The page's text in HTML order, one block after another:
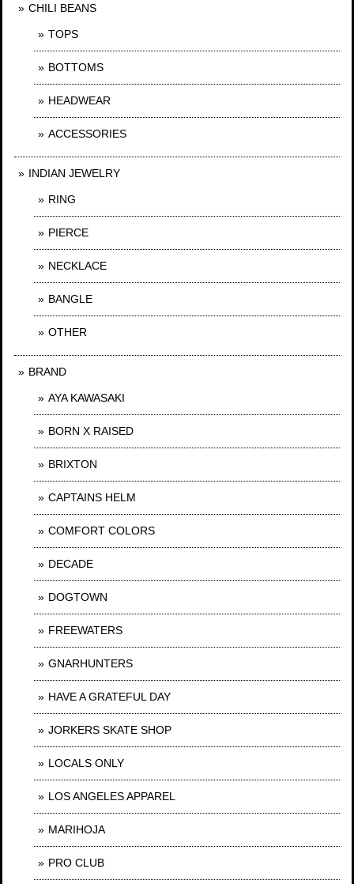
CHILI BEANS
TOPS
BOTTOMS
HEADWEAR
ACCESSORIES
INDIAN JEWELRY
RING
PIERCE
NECKLACE
BANGLE
OTHER
BRAND
AYA KAWASAKI
BORN X RAISED
BRIXTON
CAPTAINS HELM
COMFORT COLORS
DECADE
DOGTOWN
FREEWATERS
GNARHUNTERS
HAVE A GRATEFUL DAY
JORKERS SKATE SHOP
LOCALS ONLY
LOS ANGELES APPAREL
MARIHOJA
PRO CLUB